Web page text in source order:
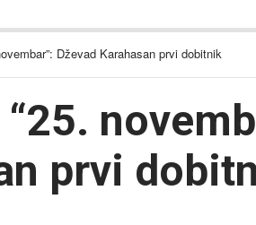
Dževad Karahasan prvi dobitnik
prvi